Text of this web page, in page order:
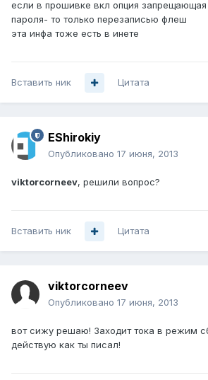
если в прошивке вкл опция запрещающая
пароля- то только перезаписью флеш
эта инфа тоже есть в инете
Вставить ник Цитата
EShirokiy
Опубликовано 17 июня, 2013
viktorcorneev, решили вопрос?
Вставить ник Цитата
viktorcorneev
Опубликовано 17 июня, 2013
вот сижу решаю! Заходит тока в режим
действую как ты писал!